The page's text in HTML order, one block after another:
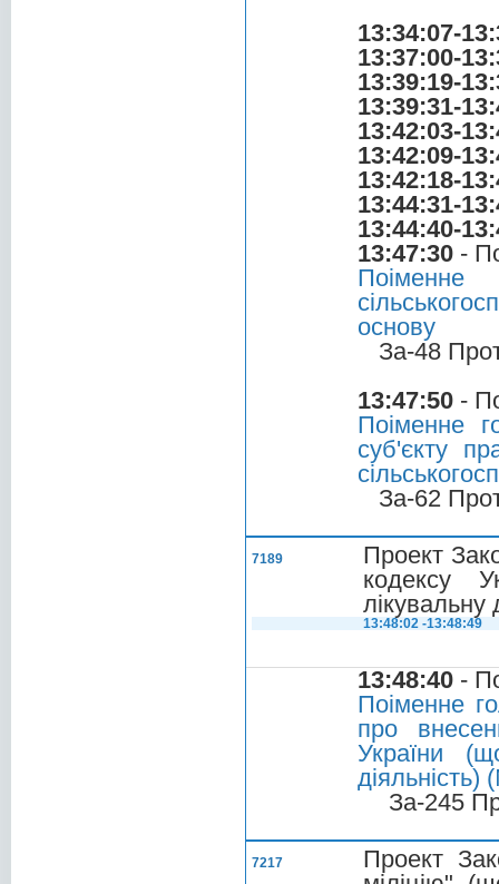
13:34:07-
13:37:00-
13:39:19-
13:39:31-
13:42:03-
13:42:09-
13:42:18-
13:44:31-
13:44:40-
13:47:30 -
основу
За-48
13:47:50 -
Поіменне
суб'єкту
За-62
7189
Проект
кодексу
лікувальну
13:48:02 -13:48:49
13:48:40 -
Поіменне
про
України
За-245
7217
Проект